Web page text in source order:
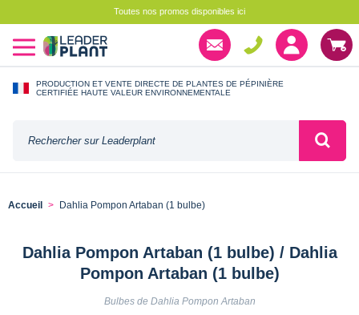
Toutes nos promos disponibles ici
PRODUCTION ET VENTE DIRECTE DE PLANTES DE PÉPINIÈRE
CERTIFIÉE HAUTE VALEUR ENVIRONNEMENTALE
Accueil Dahlia Pompon Artaban (1 bulbe)
Dahlia Pompon Artaban (1 bulbe) / Dahlia
Pompon Artaban (1 bulbe)
Bulbes de Dahlia Pompon Artaban